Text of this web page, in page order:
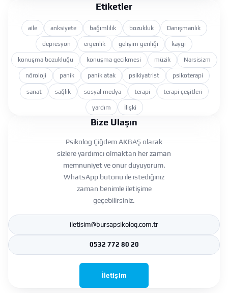
Etiketler
aile anksiyete bağımlılık bozukluk Danışmanlık
depresyon ergenlik gelişim geriliği kaygı
konuşma bozukluğu konuşma gecikmesi müzik Narsisizm
nöroloji panik panik atak psikiyatrist psikoterapi
sanat sağlık sosyal medya terapi terapi çeşitleri
yardım İlişki
Bize Ulaşın
Psikolog Çiğdem AKBAŞ olarak
sizlere yardımcı olmaktan her zaman
memnuniyet ve onur duyuyorum.
WhatsApp butonu ile istediğiniz
zaman benimle iletişime
geçebilirsiniz.
iletisim@bursapsikolog.com.tr
0532 772 80 20
İletişim